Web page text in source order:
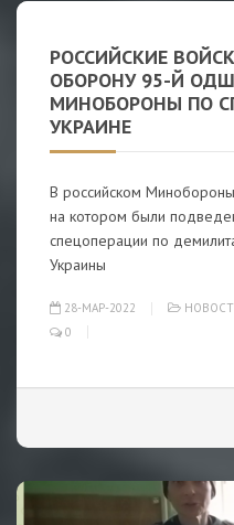
РОССИЙСКИЕ
ОБОРОНУ 95-Й
МИНОБОРОНЫ ПО
УКРАИНЕ
В российском
на котором были
спецоперации по
Украины
28-МАР-2022
0